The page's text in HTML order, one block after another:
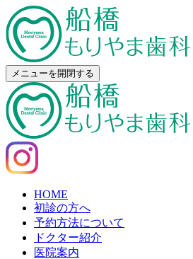
メニューを開閉する
HOME
初診の方へ
予約方法について
ドクター紹介
医院案内